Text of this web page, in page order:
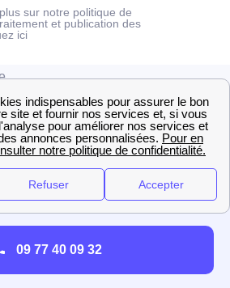
sur notre politique de
et publication des
ici
09 77 40 09 32